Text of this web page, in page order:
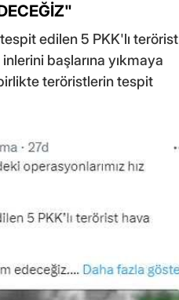
edilen 5 PKK'lı terörist
başlarına yıkmaya
teröristlerin tespit